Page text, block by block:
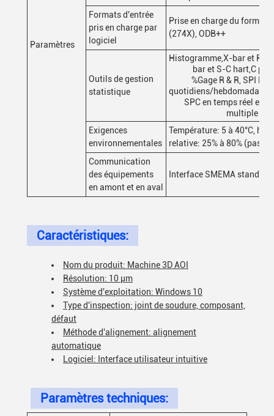
Paramètres
Formats d'entrée
pris en charge par
logiciel
Prise en charge du format
(274X), ODB++
Outils de gestion
statistique
Histogramme,X-bar et R-
bar et S-C hart,C p et
%Gage R & R, SPI
quotidiens/
SPC en temps réel et
multiple
Exigences
environnementales
Température: 5 à 40°C,
relative: 25% à 80% (pas
Communication
des équipements
en amont et en aval
Interface SMEMA standard
Caractéristiques:
Nom du produit: Machine 3D AOI
Résolution: 10 μm
Système d'exploitation: Windows 10
Type d'inspection: joint de soudure, composant,
défaut
Méthode d'alignement: alignement
automatique
Logiciel: Interface utilisateur intuitive
Paramètres techniques: